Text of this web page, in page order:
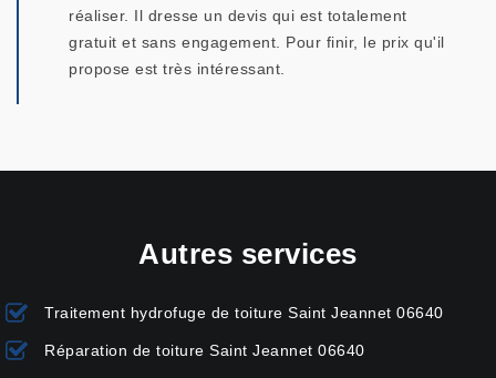
réaliser. Il dresse un devis qui est totalement
gratuit et sans engagement. Pour finir, le prix qu'il
propose est très intéressant.
Autres services
Traitement hydrofuge de toiture Saint Jeannet 06640
Réparation de toiture Saint Jeannet 06640